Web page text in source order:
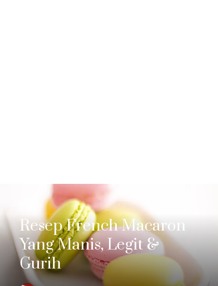
Resep French Macaron
Yang Manis, Legit &
Gurih